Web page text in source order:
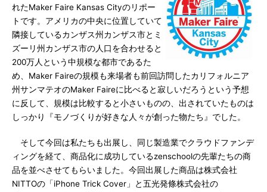
れたMaker Faire Kansas Cityのリポー
トです。アメリカの中央に位置していて
隣接しているカンザス州カンザス市とミ
ズーリ州カンザス市の人口を合わせると
200万人という中規模な都市であるた
め、Maker Faireの規模も来場者も前回訪問したカリフォルニア
州サンマテオのMaker Faireに比べると寂しいだろうという予想
に反して、規模は比較すると小さいものの、出されていたものは
しっかり『モノづくりが好きな人々が創った物たち』でした。
そして今回は私たちも出展し、同じ製造業でクラウドファンデ
ィングを経て、商品化に成功しているzenschoolの先輩たちの商
品を並べさせてもらいました。今回出展した商品は株式会社
NITTOの「iPhone Trick Cover」と五光発條株式会社の